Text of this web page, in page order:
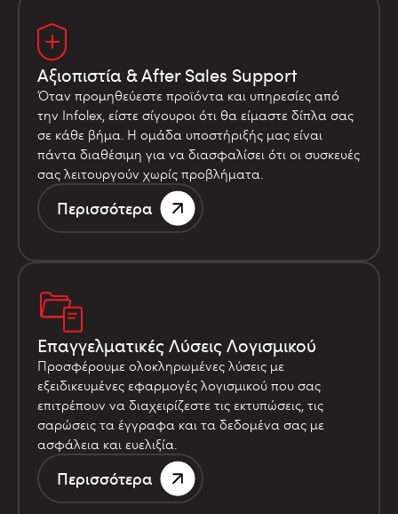
Αξιοπιστία & After Sales Support
Όταν προμηθεύεστε προϊόντα και υπηρεσίες από
την Infolex, είστε σίγουροι ότι θα είμαστε δίπλα σας
σε κάθε βήμα. Η ομάδα υποστήριξής μας είναι
πάντα διαθέσιμη για να διασφαλίσει ότι οι συσκευές
σας λειτουργούν χωρίς προβλήματα.
Περισσότερα
Επαγγελματικές Λύσεις Λογισμικού
Προσφέρουμε ολοκληρωμένες λύσεις με
εξειδικευμένες εφαρμογές λογισμικού που σας
επιτρέπουν να διαχειρίζεστε τις εκτυπώσεις, τις
σαρώσεις τα έγγραφα και τα δεδομένα σας με
ασφάλεια και ευελιξία.
Περισσότερα